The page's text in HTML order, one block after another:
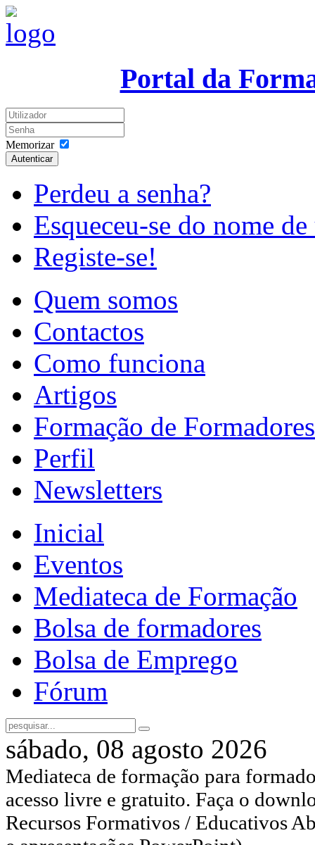
Portal da
Memorizar
Autenticar
Perdeu a senha?
Esqueceu-se do nome
Registe-se!
Quem somos
Contactos
Como funciona
Artigos
Formação de Formadores
Perfil
Newsletters
Inicial
Eventos
Mediateca de Formação
Bolsa de formadores
Bolsa de Emprego
Fórum
sábado, 08 agosto 2026
Mediateca de formação para
acesso livre e gratuito. Faça o
Recursos Formativos / Educativos